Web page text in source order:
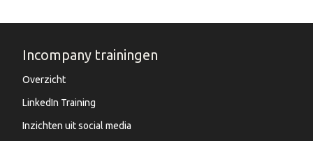
Incompany trainingen
Overzicht
LinkedIn Training
Inzichten uit social media